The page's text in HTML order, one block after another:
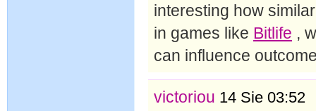
interesting how
in games like Bitlife ,
can influence
victoriou 14 Sie 03:52